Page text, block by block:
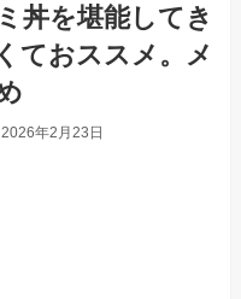
丼を堪能してき
ておススメ。メ
2026年2月23日